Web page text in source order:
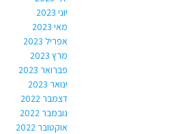
יוני 2023
מאי 2023
אפריל 2023
מרץ 2023
פברואר 2023
ינואר 2023
דצמבר 2022
נובמבר 2022
אוקטובר 2022